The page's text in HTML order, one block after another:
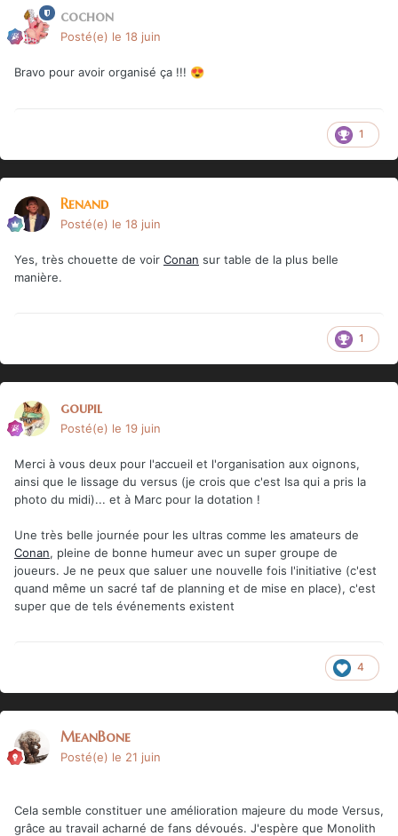
cochon
Posté(e) le 18 juin
Bravo pour avoir organisé ça !!! 😍
1
Renand
Posté(e) le 18 juin
Yes, très chouette de voir Conan sur table de la plus belle
manière.
1
goupil
Posté(e) le 19 juin
Merci à vous deux pour l'accueil et l'organisation aux oignons,
ainsi que le lissage du versus (je crois que c'est Isa qui a pris la
photo du midi)... et à Marc pour la dotation !
Une très belle journée pour les ultras comme les amateurs de
Conan, pleine de bonne humeur avec un super groupe de
joueurs. Je ne peux que saluer une nouvelle fois l'initiative (c'est
quand même un sacré taf de planning et de mise en place), c'est
super que de tels événements existent
4
MeanBone
Posté(e) le 21 juin
Cela semble constituer une amélioration majeure du mode Versus,
grâce au travail acharné de fans dévoués. J'espère que Monolith